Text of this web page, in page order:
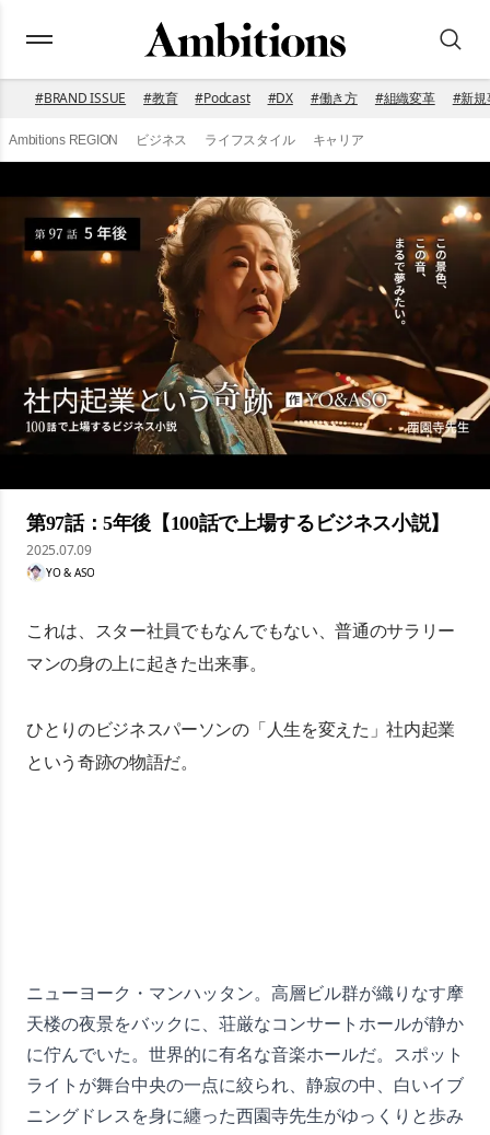
#BRAND ISSUE #教育 #Podcast #DX #働き方 #組織変革 #新規
Ambitions REGION ビジネス ライフスタイル キャリア
第97話：5年後【100話で上場するビジネス小説】
2025.07.09
YO & ASO
これは、スター社員でもなんでもない、普通のサラリー
マンの身の上に起きた出来事。
ひとりのビジネスパーソンの「人生を変えた」社内起業
という奇跡の物語だ。
ニューヨーク・マンハッタン。高層ビル群が織りなす摩
天楼の夜景をバックに、荘厳なコンサートホールが静か
に佇んでいた。世界的に有名な音楽ホールだ。スポット
ライトが舞台中央の一点に絞られ、静寂の中、白いイブ
ニングドレスを身に纏った西園寺先生がゆっくりと歩み